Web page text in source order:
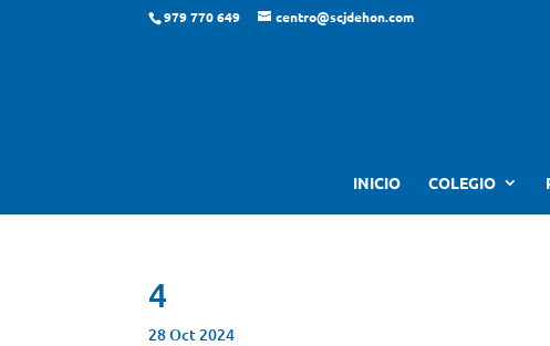
979 770 649 centro@scjdehon.com
INICIO COLEGIO
4
28 Oct 2024